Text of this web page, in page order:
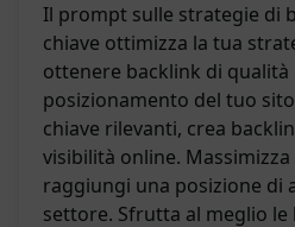
Il prompt sulle strategie di
chiave ottimizza la tua
ottenere backlink di
posizionamento del tuo
chiave rilevanti, crea
visibilità online.
raggiungi una posizione di
settore. Sfrutta al meglio